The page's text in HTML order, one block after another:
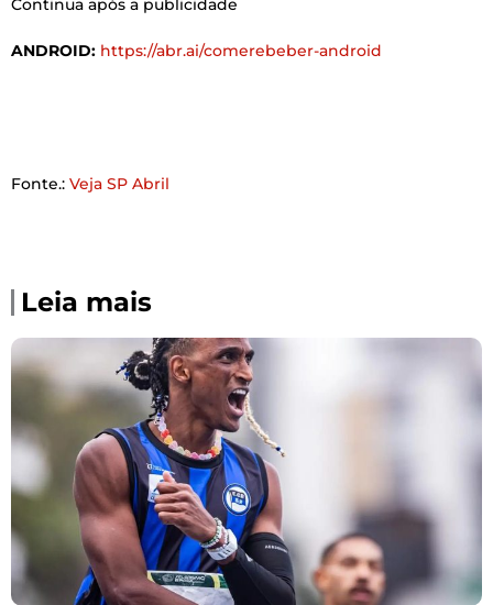
ANDROID: https://abr.ai/comerebeber-android
Fonte.: Veja SP Abril
Leia mais